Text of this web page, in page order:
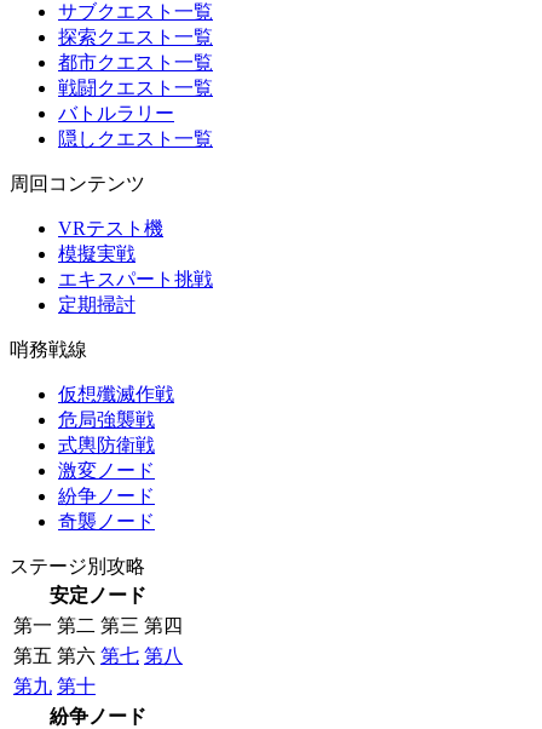
サブクエスト一覧
探索クエスト一覧
都市クエスト一覧
戦闘クエスト一覧
バトルラリー
隠しクエスト一覧
周回コンテンツ
VRテスト機
模擬実戦
エキスパート挑戦
定期掃討
哨務戦線
仮想殲滅作戦
危局強襲戦
式輿防衛戦
激変ノード
紛争ノード
奇襲ノード
ステージ別攻略
安定ノード
第一 第二 第三 第四
第五 第六 第七 第八
第九 第十
紛争ノード